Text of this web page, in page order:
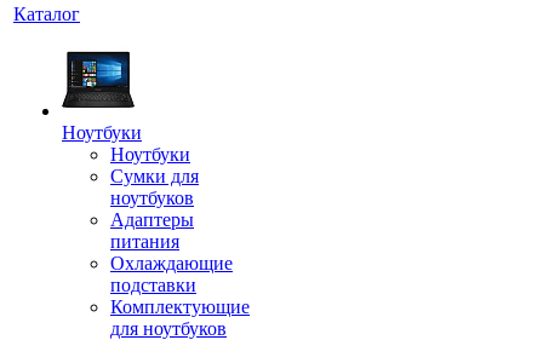
Каталог
Ноутбуки
Ноутбуки
Сумки для
ноутбуков
Адаптеры
питания
Охлаждающие
подставки
Комплектующие
для ноутбуков